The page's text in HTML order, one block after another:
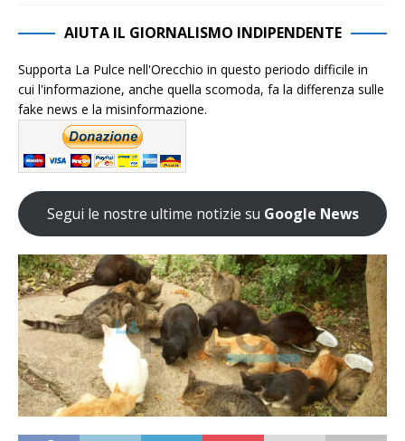
AIUTA IL GIORNALISMO INDIPENDENTE
Supporta La Pulce nell'Orecchio in questo periodo difficile in
cui l'informazione, anche quella scomoda, fa la differenza sulle
fake news e la misinformazione.
Segui le nostre ultime notizie su Google News